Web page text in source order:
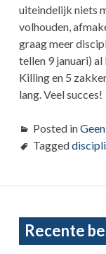
uiteindelijk niets
volhouden,
graag meer
tellen 9 januari)
Killing en 5
lang. Veel succes!
Posted in
Tagged
Primary
Recente